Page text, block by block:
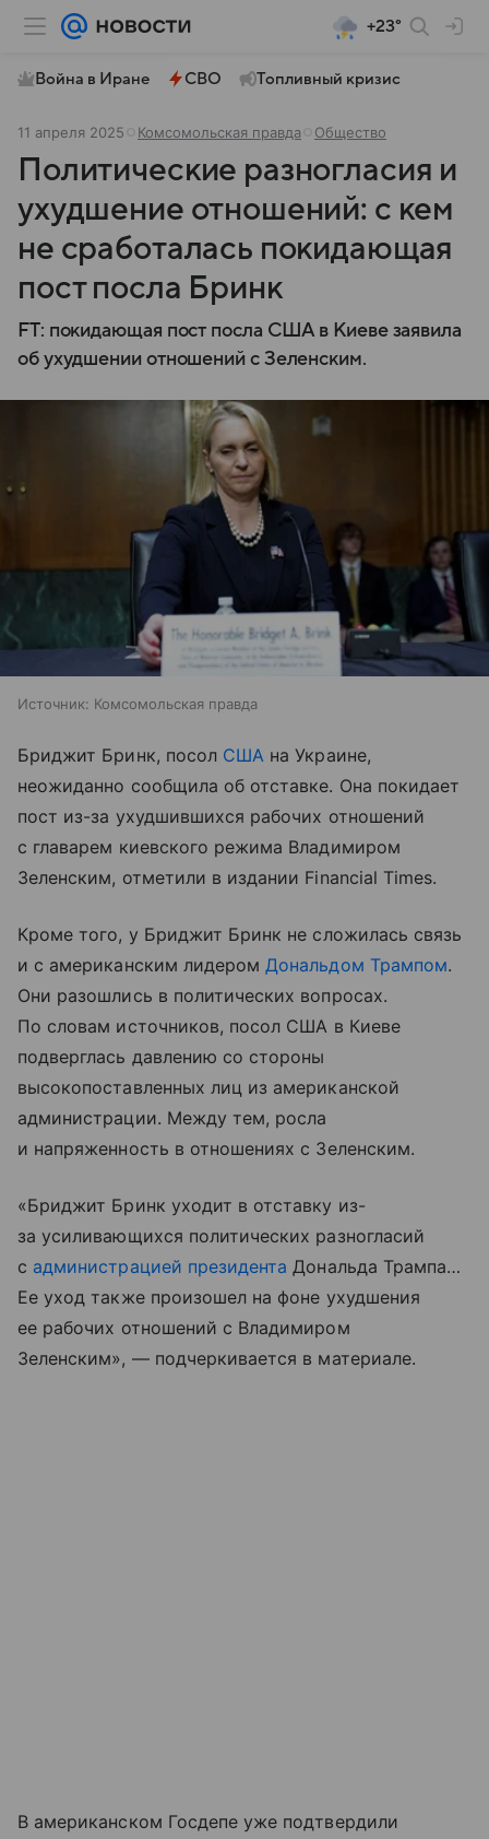
+23°
Война в Иране СВО Топливный кризис
11 апреля 2025 Комсомольская правда Общество
Политические разногласия и
ухудшение отношений: с кем
не сработалась покидающая
пост посла Бринк
FT: покидающая пост посла США в Киеве заявила
об ухудшении отношений с Зеленским.
Источник: Комсомольская правда
Бриджит Бринк, посол США на Украине,
неожиданно сообщила об отставке. Она покидает
пост из-за ухудшившихся рабочих отношений
с главарем киевского режима Владимиром
Зеленским, отметили в издании Financial Times.
Кроме того, у Бриджит Бринк не сложилась связь
и с американским лидером Дональдом Трампом.
Они разошлись в политических вопросах.
По словам источников, посол США в Киеве
подверглась давлению со стороны
высокопоставленных лиц из американской
администрации. Между тем, росла
и напряженность в отношениях с Зеленским.
«Бриджит Бринк уходит в отставку из-
за усиливающихся политических разногласий
с администрацией президента Дональда Трампа…
Ее уход также произошел на фоне ухудшения
ее рабочих отношений с Владимиром
Зеленским», — подчеркивается в материале.
В американском Госдепе уже подтвердили